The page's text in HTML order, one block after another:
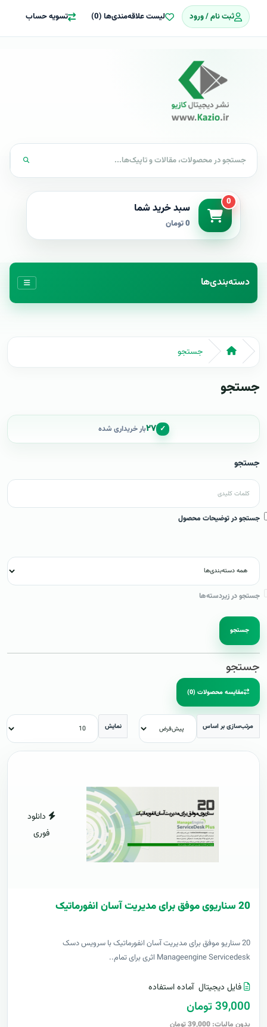
ثبت نام / ورود لیست علاقه‌مندی‌ها (0) تسویه حساب
0 سبد خرید شما
0 تومان
دسته‌بندی‌ها
جستجو
جستجو
✓ ۲۷بار خریداری شده
جستجو
جستجو در توضیحات محصول
جستجو در زیردسته‌ها
جستجو
جستجو
مقایسه محصولات (0)
مرتب‌سازی بر اساس نمایش
دانلود
فوری
20 سناریوی موفق برای مدیریت آسان انفورماتیک
20 سناریو موفق برای مدیریت آسان انفورماتیک با سرویس دسک
Manageengine Servicedesk اثری برای تمام..
فایل دیجیتال آماده استفاده
39,000 تومان
بدون مالیات: 39,000 تومان